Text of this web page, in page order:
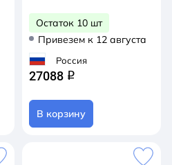
Остаток 10 шт
Привезем к 12 августа
Россия
27088 q
В корзину